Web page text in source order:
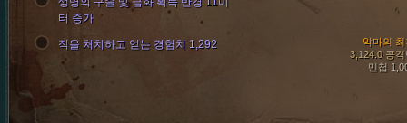
악마의 최
3,124.0 공격
민첩
터 증가
적을 처치하고 얻는 경험치 1,292